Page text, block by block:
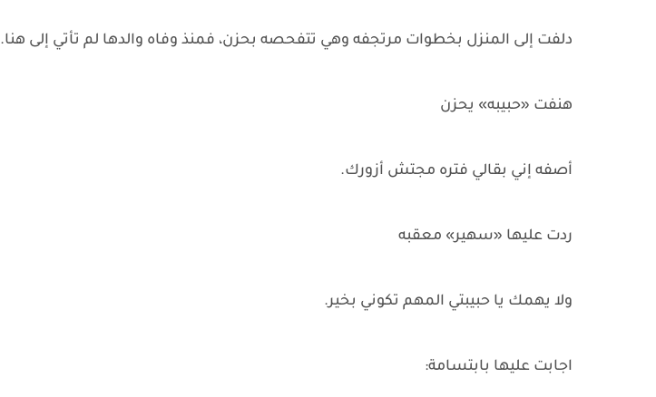
دلفت إلى المنزل بخطوات مرتجفه وهي تتفحصه بحزن، فمنذ وفاه والدها لم تأتي إلى هنا.
هنفت «حبيبه» يحزن
أصفه إني بقالي فتره مجتش أزورك.
ردت عليها «سهير» معقبه
ولا يهمك يا حبيبتي المهم تكوني بخير.
اجابت عليها بابتسامة: